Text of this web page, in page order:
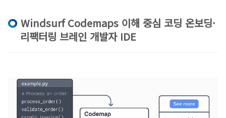
Windsurf Codemaps 이해 중심 코딩 온보딩·
리팩터링 브레인 개발자 IDE